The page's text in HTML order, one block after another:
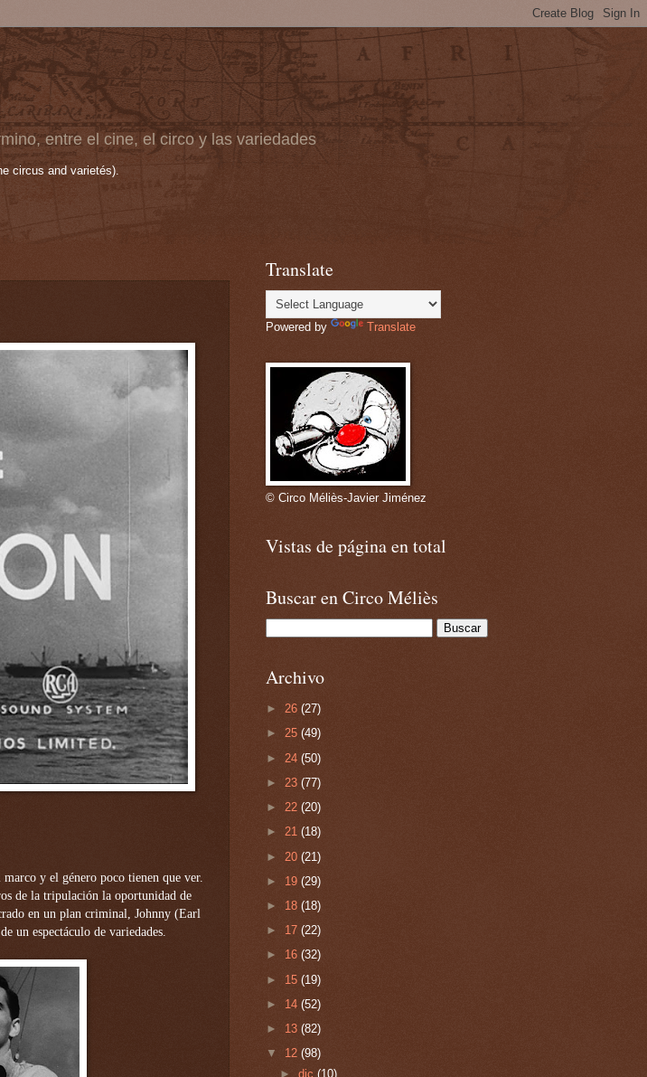
entre el cine, el circo y las variedades
circus and varietés).
marco y el género poco tienen que ver.
de la tripulación la oportunidad de
en un plan criminal, Johnny (Earl
un espectáculo de variedades.
Translate
Powered by Translate
© Circo Méliès-Javier Jiménez
Vistas de página en total
Buscar en Circo Méliès
Archivo
► 26 (27)
► 25 (49)
► 24 (50)
► 23 (77)
► 22 (20)
► 21 (18)
► 20 (21)
► 19 (29)
► 18 (18)
► 17 (22)
► 16 (32)
► 15 (19)
► 14 (52)
► 13 (82)
▼ 12 (98)
►dic(10)